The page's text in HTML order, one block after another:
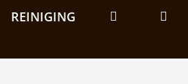
REINIGING